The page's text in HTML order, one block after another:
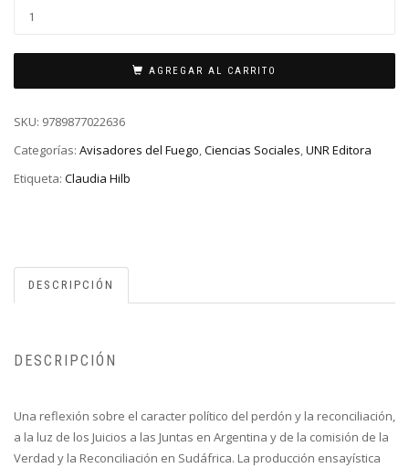
AGREGAR AL CARRITO
SKU: 9789877022636
Categorías: Avisadores del Fuego,Ciencias Sociales,UNR Editora
Etiqueta: Claudia Hilb
DESCRIPCIÓN
DESCRIPCIÓN
Una reflexión sobre el caracter político del perdón y la reconciliación,
a la luz de los Juicios a las Juntas en Argentina y de la comisión de la
Verdad y la Reconciliación en Sudáfrica. La producción ensayística